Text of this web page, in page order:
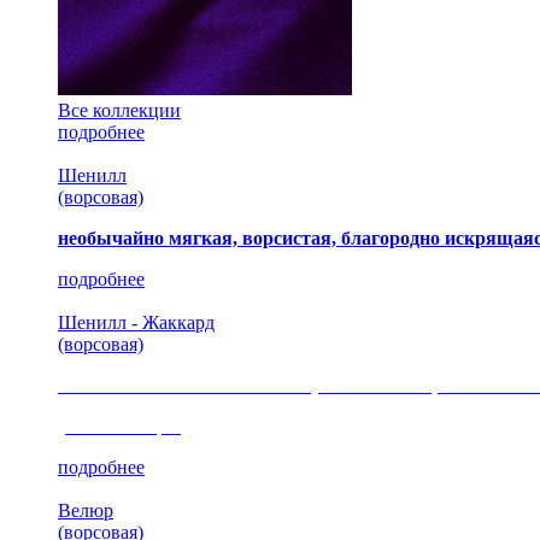
Все коллекции
подробнее
Шенилл
(ворсовая)
необычайно мягкая, ворсистая, благородно
подробнее
Шенилл - Жаккард
(ворсовая)
подробнее
Велюр
(ворсовая)